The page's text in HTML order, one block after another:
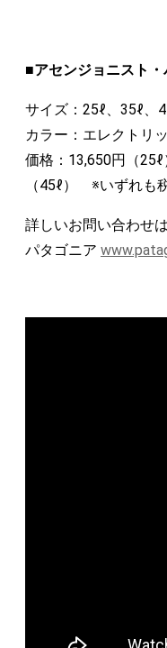
■アセンジョニスト・
サイズ：25ℓ、35ℓ、
カラー：エレクトリ
価格：13,650円（
（45ℓ） ※いずれも
詳しいお問い合わせは
パタゴニア